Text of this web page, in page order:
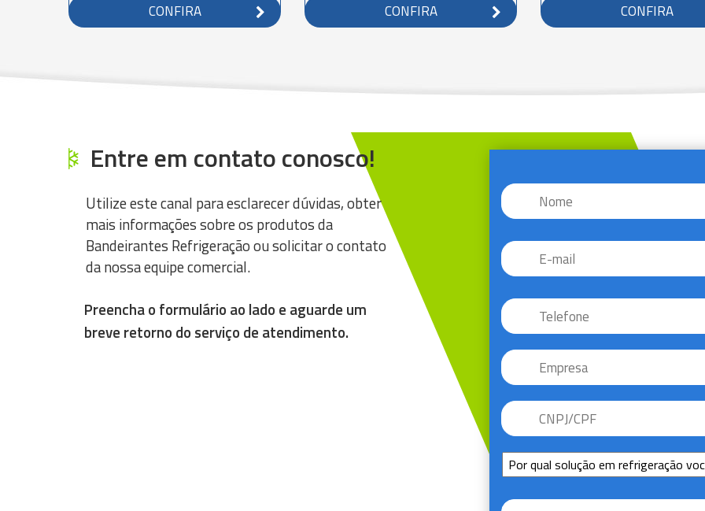
CONFIRA
CONFIRA
CONFIRA
Entre em contato conosco!
Utilize este canal para esclarecer dúvidas, obter
mais informações sobre os produtos da
Bandeirantes Refrigeração ou solicitar o contato
da nossa equipe comercial.
Preencha o formulário ao lado e aguarde um
breve retorno do serviço de atendimento.
Nome *
E-
mail
Telefone *
Empresa
CNPJ/CPF
Sem
Título
Mensagem *